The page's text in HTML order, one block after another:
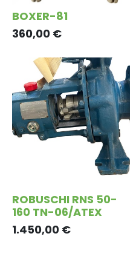
BOXER-81
360,00 €
ROBUSCHI RNS 50-
160 TN-06/ATEX
1.450,00 €